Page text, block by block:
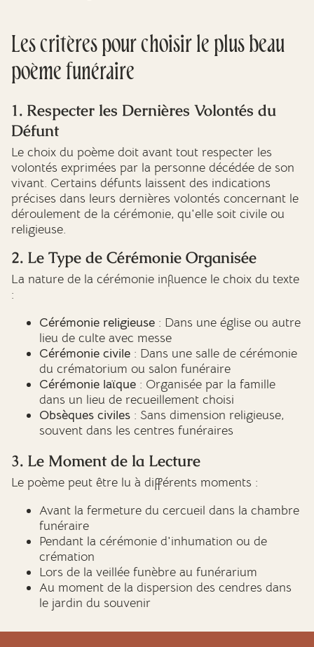
Les critères pour choisir le plus beau
poème funéraire
1. Respecter les Dernières Volontés du
Défunt
Le choix du poème doit avant tout respecter les
volontés exprimées par la personne décédée de son
vivant. Certains défunts laissent des indications
précises dans leurs dernières volontés concernant le
déroulement de la cérémonie, qu'elle soit civile ou
religieuse.
2. Le Type de Cérémonie Organisée
La nature de la cérémonie influence le choix du texte
:
Cérémonie religieuse : Dans une église ou autre
lieu de culte avec messe
Cérémonie civile : Dans une salle de cérémonie
du crématorium ou salon funéraire
Cérémonie laïque : Organisée par la famille
dans un lieu de recueillement choisi
Obsèques civiles : Sans dimension religieuse,
souvent dans les centres funéraires
3. Le Moment de la Lecture
Le poème peut être lu à différents moments :
Avant la fermeture du cercueil dans la chambre
funéraire
Pendant la cérémonie d'inhumation ou de
crémation
Lors de la veillée funèbre au funérarium
Au moment de la dispersion des cendres dans
le jardin du souvenir